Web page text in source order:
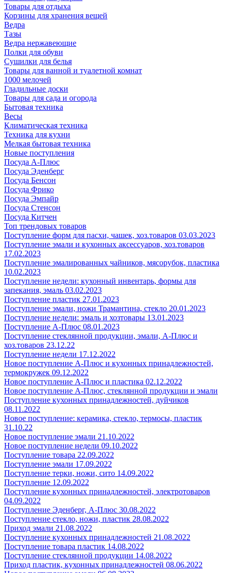
Товары для отдыха
Корзины для хранения вещей
Ведра
Тазы
Ведра нержавеющие
Полки для обуви
Сушилки для белья
Товары для ванной и туалетной комнат
1000 мелочей
Гладильные доски
Товары для сада и огорода
Бытовая техника
Весы
Климатическая техника
Техника для кухни
Мелкая бытовая техника
Новые поступления
Посуда А-Плюс
Посуда Эденберг
Посуда Бенсон
Посуда Фрико
Посуда Эмпайр
Посуда Стенсон
Посуда Китчен
Топ трендовых товаров
Поступление форм для пасхи, чашек, хоз.товаров 03.03.2023
Поступление эмали и кухонных аксессуаров, хоз.товаров
17.02.2023
Поступление эмалированных чайников, мясорубок, пластика
10.02.2023
Поступление недели: кухонный инвентарь, формы для
запекания, эмаль 03.02.2023
Поступление пластик 27.01.2023
Поступление эмали, ножи Трамантина, стекло 20.01.2023
Поступление недели: эмаль и хозтовары 13.01.2023
Поступление А-Плюс 08.01.2023
Поступление стеклянной продукции, эмали, А-Плюс и
хоз.товаров 23.12.22
Поступление недели 17.12.2022
Новое поступление А-Плюс и кухонных принадлежностей,
термокружек 09.12.2022
Новое поступление А-Плюс и пластика 02.12.2022
Новое поступление А-Плюс, стеклянной продукции и эмали
Поступление кухонных принадлежностей, дуйчиков
08.11.2022
Новое поступление: керамика, стекло, термосы, пластик
31.10.22
Новое поступление эмали 21.10.2022
Новое поступление недели 09.10.2022
Поступление товара 22.09.2022
Поступление эмали 17.09.2022
Поступление терки, ножи, сито 14.09.2022
Поступление 12.09.2022
Поступление кухонных принадлежностей, электротоваров
04.09.2022
Поступление Эденберг, А-Плюс 30.08.2022
Поступление стекло, ножи, пластик 28.08.2022
Приход эмали 21.08.2022
Поступление кухонных принадлежностей 21.08.2022
Поступление товара пластик 14.08.2022
Поступление стеклянной продукции 14.08.2022
Приход пластик, кухонных принадлежностей 08.06.2022